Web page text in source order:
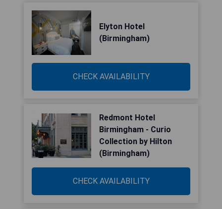
Elyton Hotel
(Birmingham)
CHECK AVAILABILITY
Redmont Hotel
Birmingham - Curio
Collection by Hilton
(Birmingham)
CHECK AVAILABILITY